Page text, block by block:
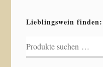
Lieblingswein finden:
Suchen
nach: